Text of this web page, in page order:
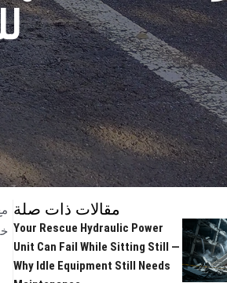
مقالات ذات صلة
Your Rescue Hydraulic Power
Unit Can Fail While Sitting Still —
Why Idle Equipment Still Needs